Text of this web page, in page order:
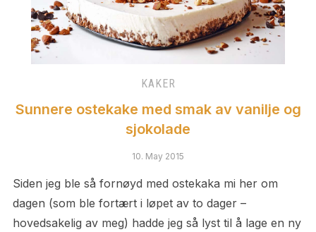
KAKER
Sunnere ostekake med smak av vanilje og
sjokolade
10. May 2015
Siden jeg ble så fornøyd med ostekaka mi her om
dagen (som ble fortært i løpet av to dager –
hovedsakelig av meg) hadde jeg så lyst til å lage en ny